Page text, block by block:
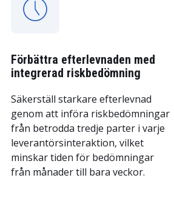
Förbättra efterlevnaden med
integrerad riskbedömning
Säkerställ starkare efterlevnad
genom att införa riskbedömningar
från betrodda tredje parter i varje
leverantörsinteraktion, vilket
minskar tiden för bedömningar
från månader till bara veckor.